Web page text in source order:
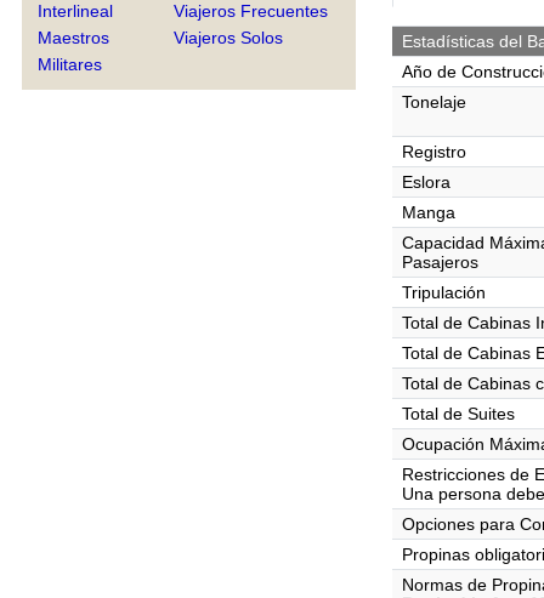
Interlineal
Maestros
Militares
Viajeros Frecuentes
Viajeros Solos
Estadísticas del
Año de
Tonelaje
Registro
Eslora
Manga
Capacidad
Pasajeros
Tripulación
Total de Cabinas
Total de Cabinas
Total de Cabinas
Total de Suites
Ocupación
Restricciones de
Una persona
Opciones para
Propinas
Normas de